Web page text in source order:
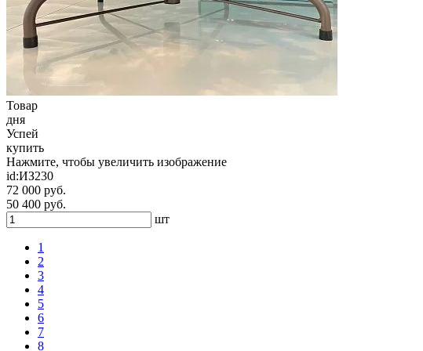
Товар
дня
Успей
купить
Нажмите, чтобы увеличить изображение
id:ИЗ230
72 000 руб.
50 400 руб.
шт
1
2
3
4
5
6
7
8